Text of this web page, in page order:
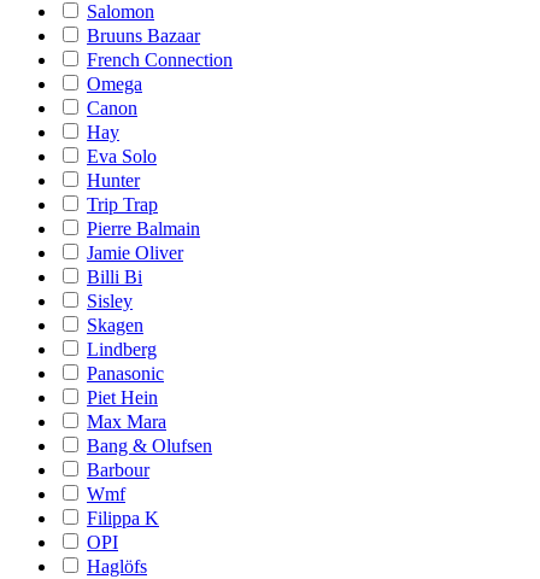
Salomon
Bruuns Bazaar
French Connection
Omega
Canon
Hay
Eva Solo
Hunter
Trip Trap
Pierre Balmain
Jamie Oliver
Billi Bi
Sisley
Skagen
Lindberg
Panasonic
Piet Hein
Max Mara
Bang & Olufsen
Barbour
Wmf
Filippa K
OPI
Haglöfs